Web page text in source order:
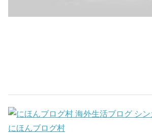
にほんブログ村